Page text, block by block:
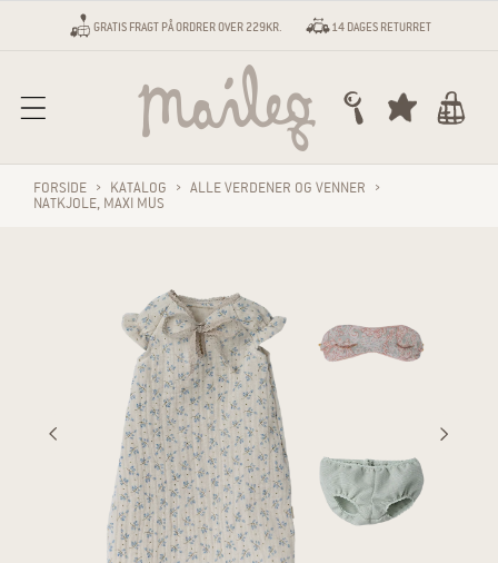
Gå til indholdGRATIS FRAGT PÅ ORDRER OVER 229KR. 14 DAGES RETURRET
Vogn
FORSIDE › KATALOG › ALLE VERDENER OG VENNER
›
NATKJOLE, MAXI MUS
Gå til produktoplysninger